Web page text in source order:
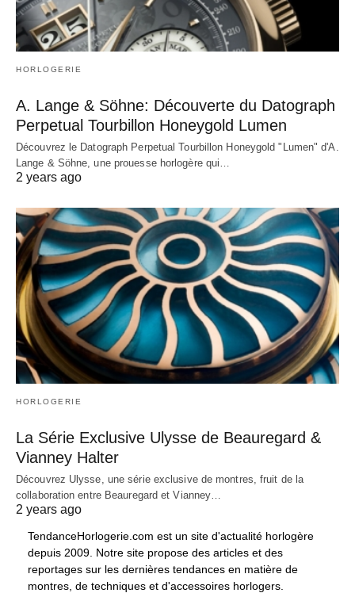
HORLOGERIE
A. Lange & Söhne: Découverte du Datograph
Perpetual Tourbillon Honeygold Lumen
Découvrez le Datograph Perpetual Tourbillon Honeygold "Lumen" d'A.
Lange & Söhne, une prouesse horlogère qui…
2 years ago
HORLOGERIE
La Série Exclusive Ulysse de Beauregard &
Vianney Halter
Découvrez Ulysse, une série exclusive de montres, fruit de la
collaboration entre Beauregard et Vianney…
2 years ago
TendanceHorlogerie.com est un site d'actualité horlogère
depuis 2009. Notre site propose des articles et des
reportages sur les dernières tendances en matière de
montres, de techniques et d'accessoires horlogers.